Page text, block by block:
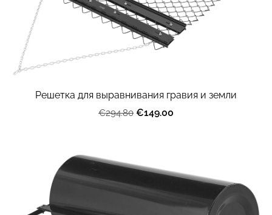
Решетка для выравнивания гравия и земли
€294.80 €149.00